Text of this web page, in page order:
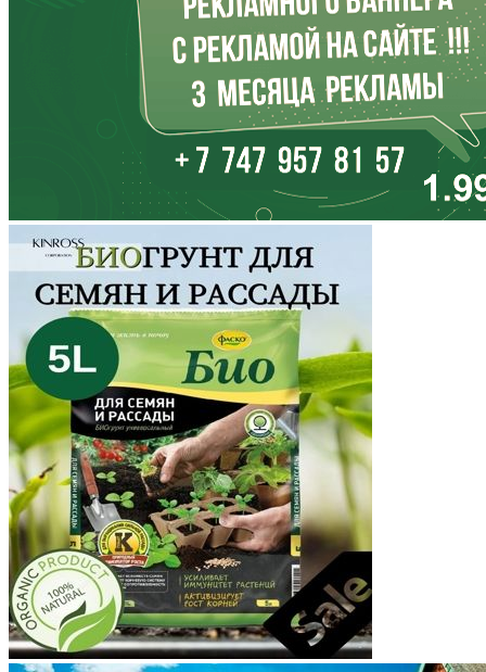
Калининградская область
Калмыкия
Калужская область
Камчатский край
Карачаево-Черкесия
Карелия
Кемеровская область
Кировская область
Коми
Корякский округ
Костромская область
Краснодарский край
Красноярский край
Крым
Курганская область